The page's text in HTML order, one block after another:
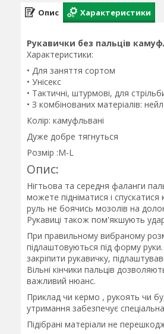
Опис Характеристики
Рукавички без пальців
Характеристики:
• Для заняття сортом
• Унісекс
• Тактичні, штурмові, для
• З комбінованих матеріалів:
Колір: камуфльвані
Дуже добре тягнуться
Розмір :М-L
Опис:
Нігтьова та середня фаланги
можете підніматися і
руль не боячись мозолів на
Рукавиці також пом'якшують
При правильному вибраному
підлаштовуються під форму
закріпити рукавичку,
Вільні кінчики пальців
важливий нюанс.
Приклад чи кермо , рукоять чи
утримання забезпечує
Підібрані матеріали не